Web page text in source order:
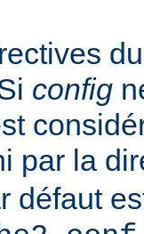
config
par la
défaut